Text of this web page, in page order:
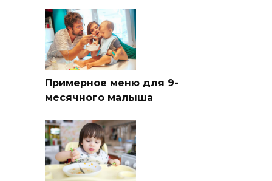
Примерное меню для 9-
месячного малыша